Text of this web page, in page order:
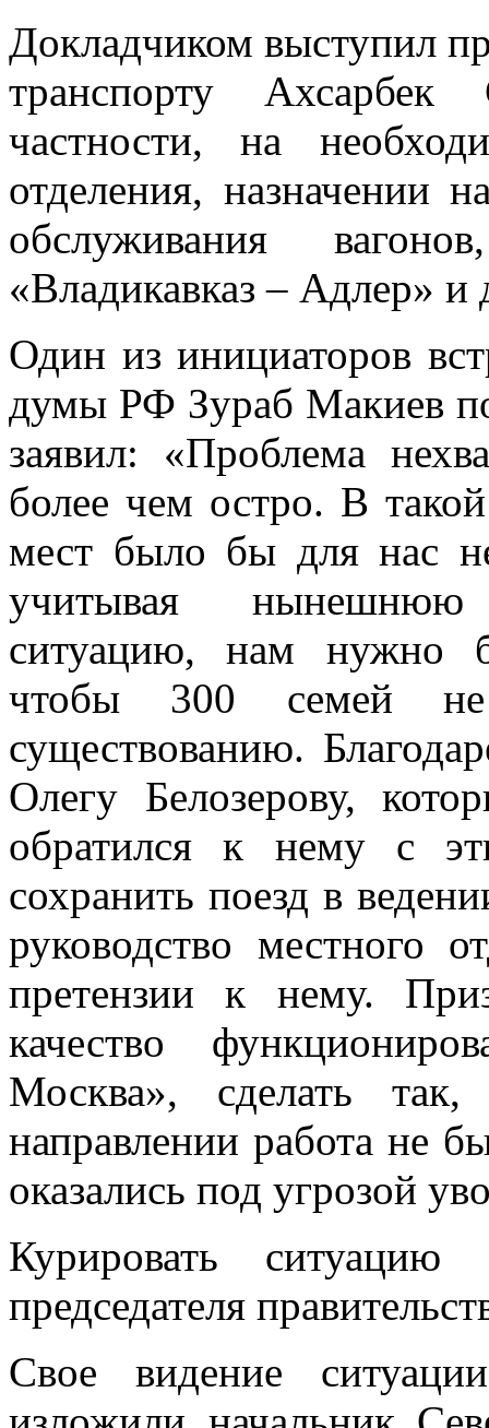
Докладчиком выступил
транспорту
частности, на
отделения, назначении
обслуживания
«Владикавказ – Адлер» и
Один из инициаторов
думы РФ Зураб Макиев
заявил: «Проблема
более чем остро. В
мест было бы для нас
учитывая
ситуацию, нам нужно
чтобы 300 семей
существованию.
Олегу Белозерову,
обратился к нему с
сохранить поезд в
руководство местного
претензии к нему.
качество
Москва», сделать
направлении работа не
оказались под угрозой
Курировать ситуацию
председателя
Свое видение